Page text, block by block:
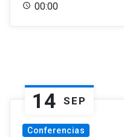
00:00
14 SEP
Conferencias